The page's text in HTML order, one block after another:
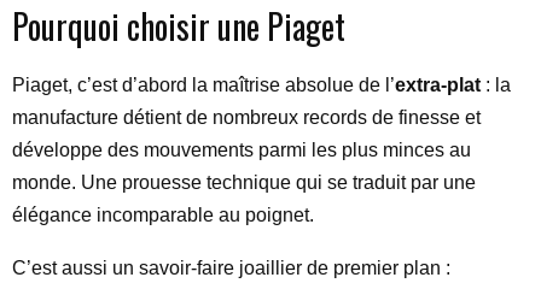
Pourquoi choisir une Piaget
Piaget, c’est d’abord la maîtrise absolue de l’extra-plat : la
manufacture détient de nombreux records de finesse et
développe des mouvements parmi les plus minces au
monde. Une prouesse technique qui se traduit par une
élégance incomparable au poignet.
C’est aussi un savoir-faire joaillier de premier plan :